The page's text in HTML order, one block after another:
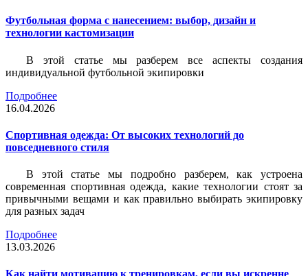
Футбольная форма с нанесением: выбор, дизайн и
технологии кастомизации
В этой статье мы разберем все аспекты создания
индивидуальной футбольной экипировки
Подробнее
16.04.2026
Спортивная одежда: От высоких технологий до
повседневного стиля
В этой статье мы подробно разберем, как устроена
современная спортивная одежда, какие технологии стоят за
привычными вещами и как правильно выбирать экипировку
для разных задач
Подробнее
13.03.2026